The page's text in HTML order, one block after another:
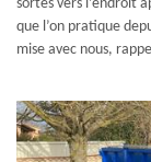
sortes vers l’endroit
que l’on pratique
mise avec nous,